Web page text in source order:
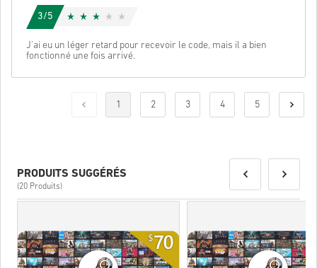
3/5
J'ai eu un léger retard pour recevoir le code, mais il a bien
fonctionné une fois arrivé.
1 2 3 4 5
PRODUITS SUGGÉRÉS
(20 Produits)